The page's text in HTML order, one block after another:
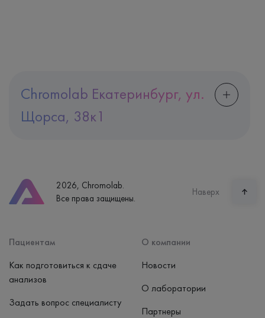
Chromolab Екатеринбург, ул.
Щорса, 38к1
Часы работы
пн-вс: 7:30-15:00
2026, Chromolab.
Все права защищены.
Наверх
Пациентам
Как подготовиться к сдаче
анализов
Задать вопрос специалисту
О компании
Новости
О лаборатории
Партнеры